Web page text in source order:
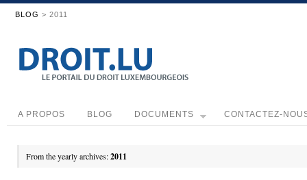
BLOG > 2011
A PROPOS BLOG DOCUMENTS CONTACTEZ-
From the yearly archives:2011